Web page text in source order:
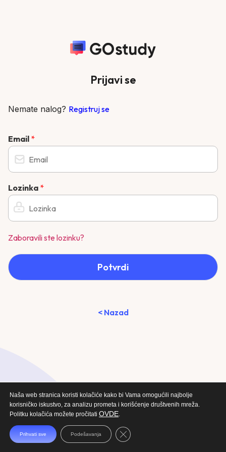
Prijavi se
Nemate nalog? Registruj se
Email *
Lozinka *
Zaboravili ste lozinku?
Potvrdi
< Nazad
Naša web stranica koristi kolačiće kako bi Vama omogućili najbolje
korisničko iskustvo, za analizu prometa i korišćenje društvenih mreža.
Politku kolačića možete pročitati OVDE.
Prihvati sve Podešavanja Close GDPR Cookie Banner